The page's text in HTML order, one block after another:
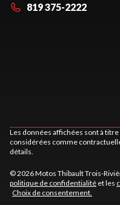
819 375-2222
Les données affichées sont à
considérées comme
détails.
© 2026 Motos Thibault Trois-
politique de confidentialité et les
Choix de consentement.